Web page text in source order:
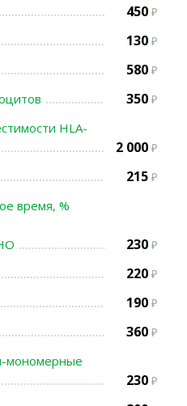
450
130
580
350
HLA-
2 000
215
время, %
230
220
190
360
мономерные
230